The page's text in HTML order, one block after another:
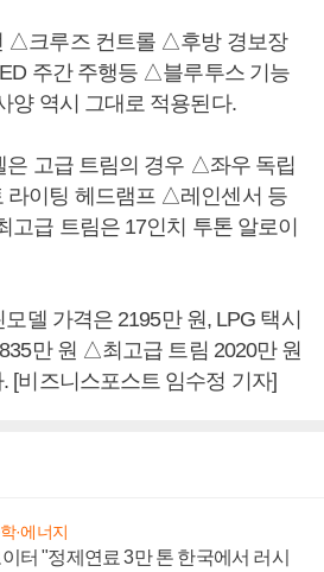
△크루즈 컨트롤 △후방 경보장
주간 주행등 △블루투스 기능
양 역시 그대로 적용된다.
은 고급 트림의 경우 △좌우 독립
이팅 헤드램프 △레인센서 등
고급 트림은 17인치 투톤 알로이
델 가격은 2195만 원, LPG 택시
만 원 △최고급 트림 2020만 원
[비즈니스포스트 임수정 기자]
·에너지
이터 "정제연료 3만 톤 한국에서 러시